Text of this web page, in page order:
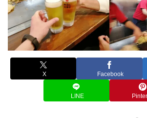
X Facebook
LINE